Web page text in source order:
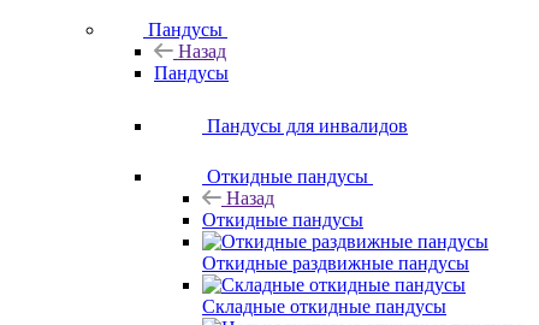
Пандусы
Назад
Пандусы
Пандусы для инвалидов
Откидные пандусы
Назад
Откидные пандусы
Откидные раздвижные пандусы
Складные откидные пандусы